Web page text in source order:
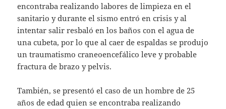
encontraba realizando labores de limpieza en el
sanitario y durante el sismo entró en crisis y al
intentar salir resbaló en los baños con el agua de
una cubeta, por lo que al caer de espaldas se produjo
un traumatismo craneoencefálico leve y probable
fractura de brazo y pelvis.
También, se presentó el caso de un hombre de 25
años de edad quien se encontraba realizando